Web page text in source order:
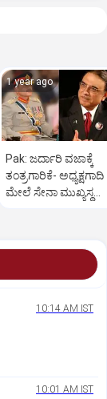
1 year ago
Pak: ಜರ್ದಾರಿ ವಜಾಕ್ಕೆ
ತಂತ್ರಗಾರಿಕೆ- ಅಧ್ಯಕ್ಷಗಾದಿ
ಮೇಲೆ ಸೇನಾ ಮುಖ್ಯಸ್ಥ
10:14 AM IST
10:01 AM IST